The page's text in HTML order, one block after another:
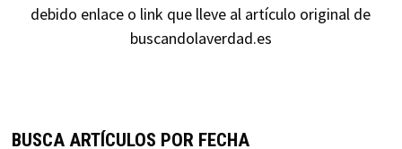
debido enlace o link que lleve al artículo original de
buscandolaverdad.es
BUSCA ARTÍCULOS POR FECHA